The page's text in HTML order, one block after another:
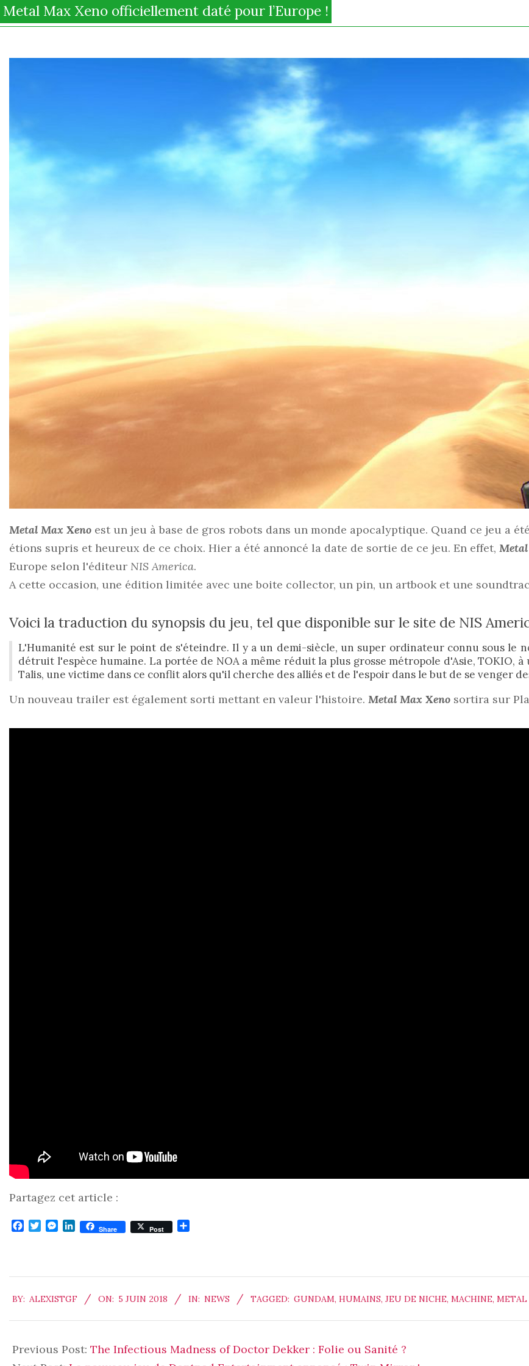
Metal Max Xeno officiellement daté pour l’Europe !
Metal Max Xeno est un jeu à base de gros robots dans un monde apocalyptique. Quand ce jeu a
étions supris et heureux de ce choix. Hier a été annoncé la date de sortie de ce jeu. En effet,
Europe selon l'éditeur NIS America.
A cette occasion, une édition limitée avec une boite collector, un pin, un artbook et une
Voici la traduction du synopsis du jeu, tel que disponible sur le site de NIS
L'Humanité est sur le point de s'éteindre. Il y a un demi-siècle, un super ordinateur connu sous le
détruit l'espèce humaine. La portée de NOA a même réduit la plus grosse métropole d'Asie, TOKIO,
Talis, une victime dans ce conflit alors qu'il cherche des alliés et de l'espoir dans le but de se venger
Un nouveau trailer est également sorti mettant en valeur l'histoire. Metal Max Xeno sortira sur
Partagez cet article :
Facebook
TwitterMessenger
LinkedIn
Share Post
06-
05
BY: ALEXISTGF ON: 5 JUIN 2018 IN: NEWS TAGGED: GUNDAM, HUMAINS, JEU DE NICHE, MACHINE, METAL
Previous Post: The Infectious Madness of Doctor Dekker : Folie ou Sanité ?